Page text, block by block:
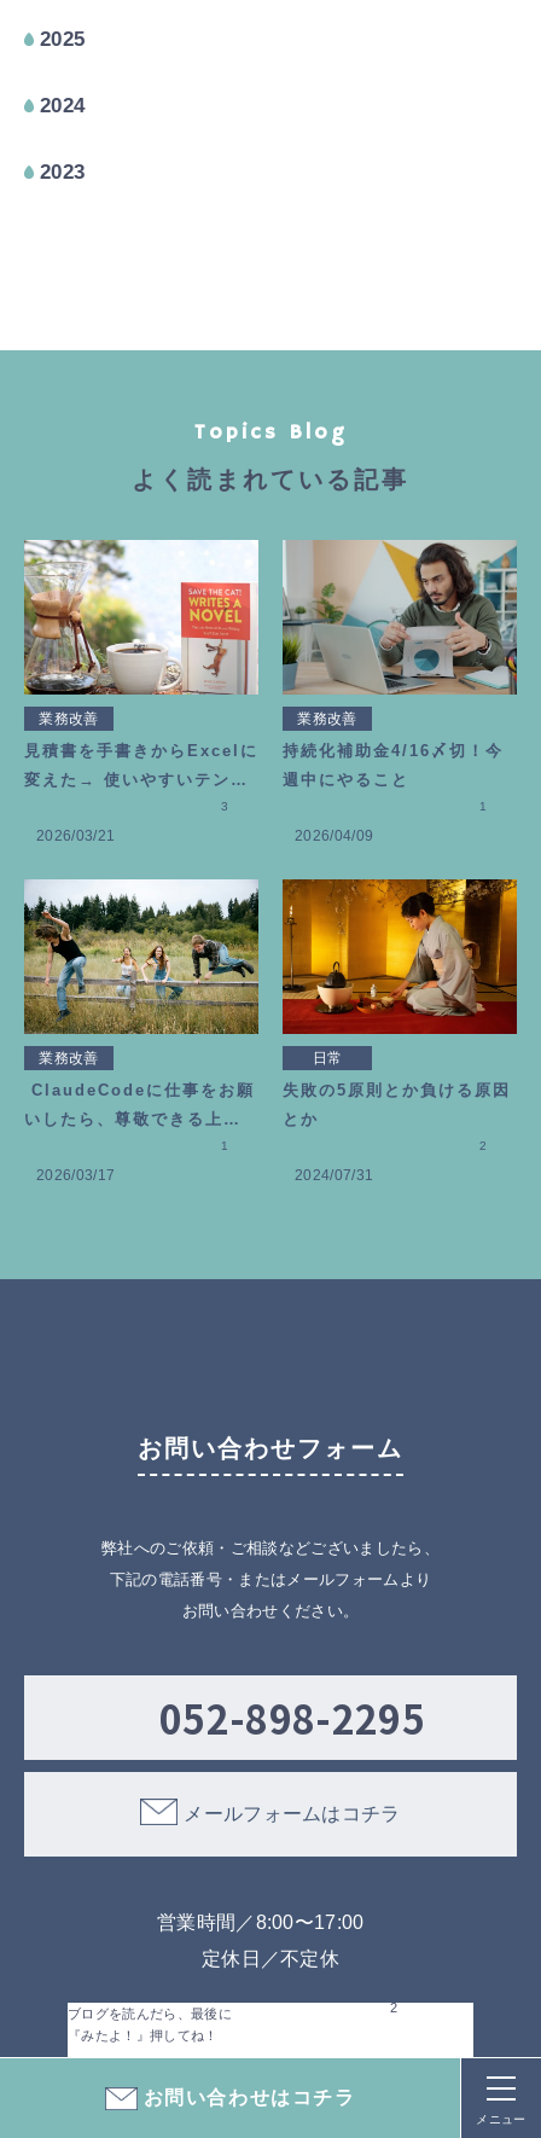
お問い合わせはコチラ
メニュー
2025
2024
2023
ブログを読んだら、最後に
『みたよ！』押してね！
2
Topics Blog
よく読まれている記事
業務改善
見積書を手書きからExcelに
変えた→ 使いやすいテンプ
2026/03/21
3
業務改善
持続化補助金4/16〆切！今
週中にやること
2026/04/09
1
業務改善
ClaudeCodeに仕事をお願
いしたら、尊敬できる上司
2026/03/17
1
日常
失敗の5原則とか負ける原因
とか
2024/07/31
2
お問い合わせフォーム
弊社へのご依頼・ご相談などございましたら、
下記の電話番号・またはメールフォームより
お問い合わせください。
052-898-2295
メールフォームはコチラ
営業時間／8:00〜17:00
定休日／不定休